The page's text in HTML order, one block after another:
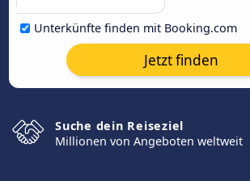
Unterkünfte finden mit Booking.com
Jetzt finden
Suche dein Reiseziel
Millionen von Angeboten weltweit